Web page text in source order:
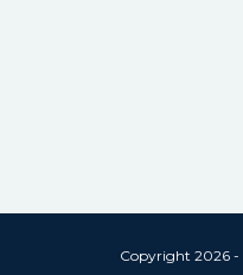
Copyright 2026 -